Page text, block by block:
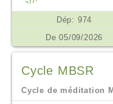
Dép: 974
De 05/09/2026
Cycle MBSR
Cycle de méditation